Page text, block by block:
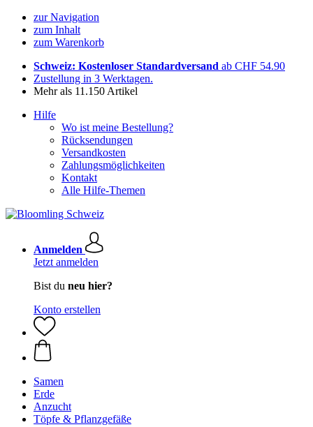
zur Navigation
zum Inhalt
zum Warenkorb
Schweiz: Kostenloser Standardversand ab CHF 54.90
Zustellung in 3 Werktagen.
Mehr als 11.150 Artikel
Hilfe
Wo ist meine Bestellung?
Rücksendungen
Versandkosten
Zahlungsmöglichkeiten
Kontakt
Alle Hilfe-Themen
Anmelden
Jetzt anmelden
Bist du neu hier?
Konto erstellen
Samen
Erde
Anzucht
Töpfe & Pflanzgefäße